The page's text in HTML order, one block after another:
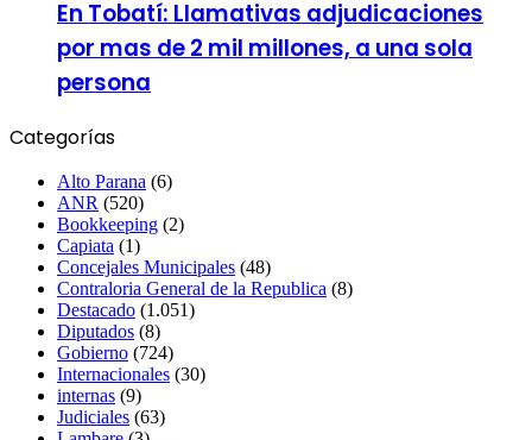
En Tobatí: Llamativas adjudicaciones
por mas de 2 mil millones, a una sola
persona
Categorías
Alto Parana (6)
ANR (520)
Bookkeeping (2)
Capiata (1)
Concejales Municipales (48)
Contraloria General de la Republica (8)
Destacado (1.051)
Diputados (8)
Gobierno (724)
Internacionales (30)
internas (9)
Judiciales (63)